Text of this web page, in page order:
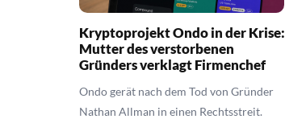
Kryptoprojekt Ondo in der Krise:
Mutter des verstorbenen
Gründers verklagt Firmenchef
Ondo gerät nach dem Tod von Gründer
Nathan Allman in einen Rechtsstreit.